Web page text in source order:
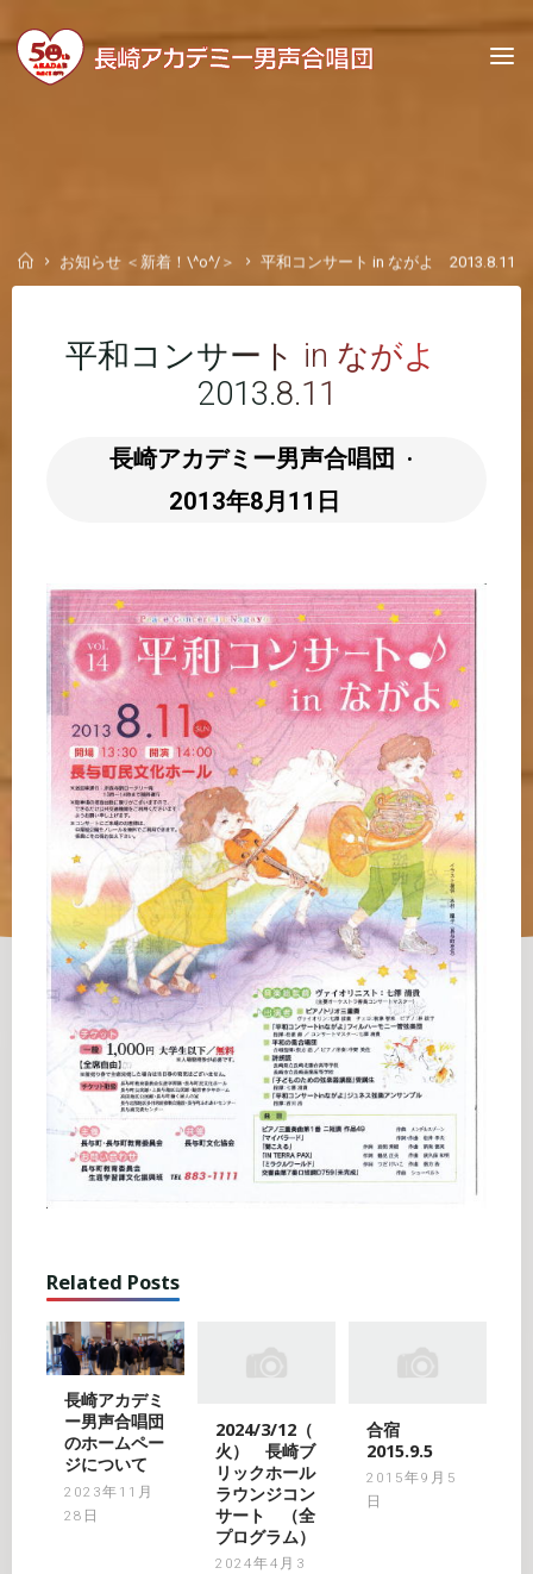
to
content
Homeお知らせ ＜新着！\^o^/＞ 平和コンサート in ながよ 2013.8.11
平和コンサート in ながよ
2013.8.11
長崎アカデミー男声合唱団
2013年8月11日
Related Posts
長崎アカデミ
ー男声合唱団
のホームペー
ジについて
2023年11月
28日
2024/3/12（
火） 長崎ブ
リックホール
ラウンジコン
サート （全
プログラム）
2024年4月3
合宿
2015.9.5
2015年9月5
日